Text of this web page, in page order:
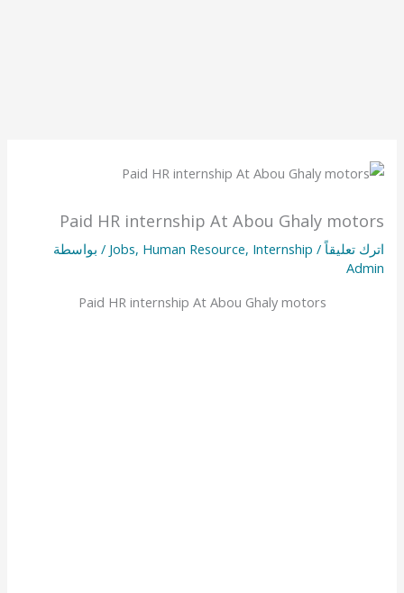
Paid HR internship At Abou Ghaly motors
اترك تعليقاً /
Jobs, Human Resource, Internship
/ بواسطة
Admin
Paid HR internship At Abou Ghaly motors